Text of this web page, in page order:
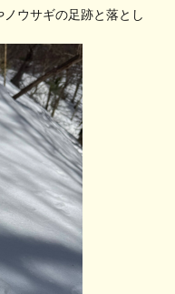
ウサギの足跡と落とし